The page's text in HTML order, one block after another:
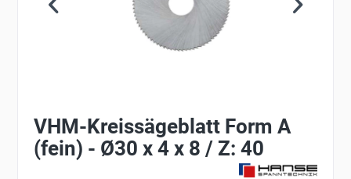
VHM-Kreissägeblatt Form A
(fein) - Ø30 x 4 x 8 / Z: 40